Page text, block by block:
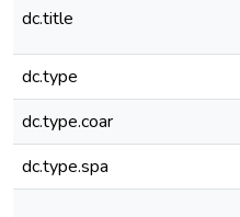
dc.title
dc.type
dc.type.coar
dc.type.spa